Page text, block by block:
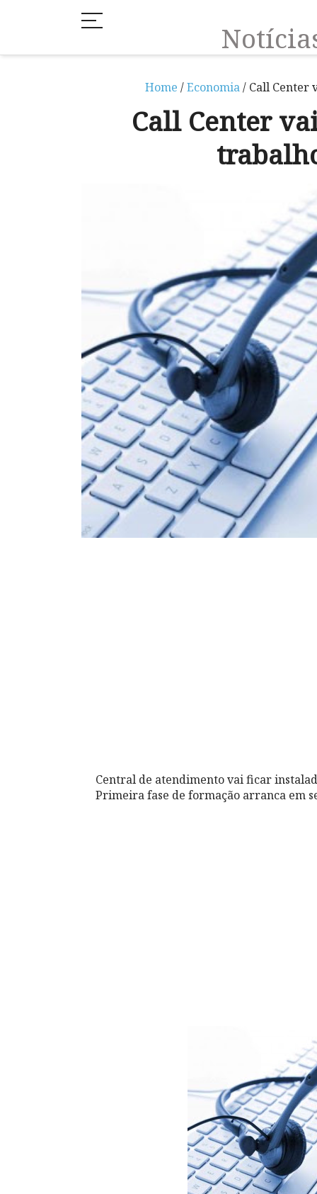
Home /Economia/ Call Center
Call Center
Central de atendimento vai ficar
Primeira fase de formação arranca em